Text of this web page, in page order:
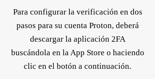
Para configurar la verificación en dos
pasos para su cuenta Proton, deberá
descargar la aplicación 2FA
buscándola en la App Store o haciendo
clic en el botón a continuación.